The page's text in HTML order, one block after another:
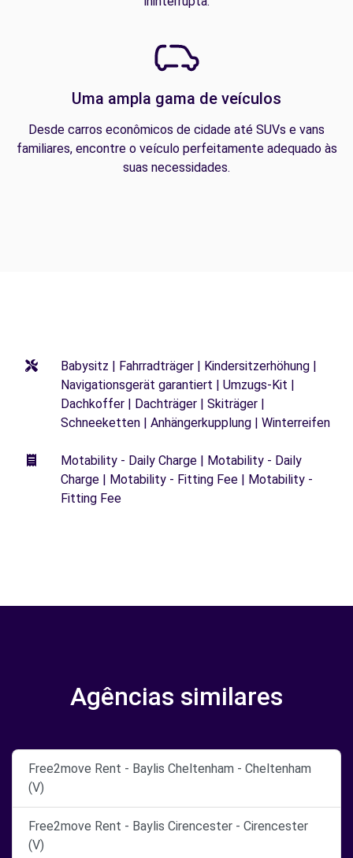
Uma ampla gama de veículos
Desde carros econômicos de cidade até SUVs e vans
familiares, encontre o veículo perfeitamente adequado às
suas necessidades.
Babysitz | Fahrradträger | Kindersitzerhöhung |
Navigationsgerät garantiert | Umzugs-Kit |
Dachkoffer | Dachträger | Skiträger |
Schneeketten | Anhängerkupplung | Winterreifen
Motability - Daily Charge | Motability - Daily
Charge | Motability - Fitting Fee | Motability -
Fitting Fee
Agências similares
Free2move Rent - Baylis Cheltenham - Cheltenham
(V)
Free2move Rent - Baylis Cirencester - Cirencester
(V)